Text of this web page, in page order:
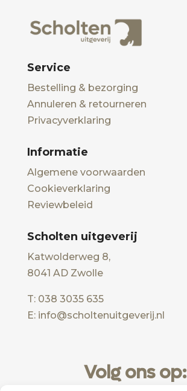
Service
Bestelling & bezorging
Annuleren & retourneren
Privacyverklaring
Informatie
Algemene voorwaarden
Cookieverklaring
Reviewbeleid
Scholten uitgeverij
Katwolderweg 8,
8041 AD Zwolle
T: 038 3035 635
E: info@scholtenuitgeverij.nl
Volg ons op: